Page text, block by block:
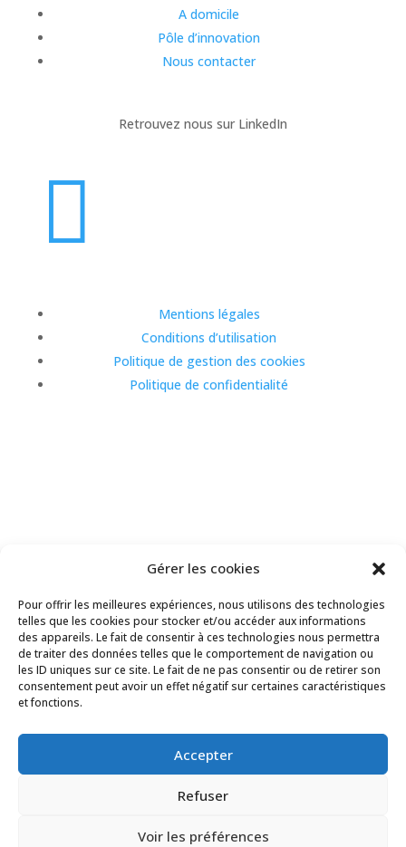
Gérer les cookies
Pour offrir les meilleures expériences, nous utilisons des technologies
telles que les cookies pour stocker et/ou accéder aux informations
des appareils. Le fait de consentir à ces technologies nous permettra
de traiter des données telles que le comportement de navigation ou
les ID uniques sur ce site. Le fait de ne pas consentir ou de retirer son
consentement peut avoir un effet négatif sur certaines caractéristiques
et fonctions.
Accepter
Refuser
Voir les préférences
A domicile
Pôle d’innovation
Nous contacter
Retrouvez nous sur LinkedIn

Mentions légales
Conditions d’utilisation
Politique de gestion des cookies
Politique de confidentialité
Copyright Le Trait d’Union du Cailly 2024